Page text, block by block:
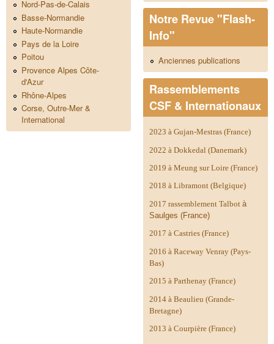
Nord-Pas-de-Calais
Basse-Normandie
Haute-Normandie
Pays de la Loire
Poitou
Provence Alpes Côte-
d'Azur
Rhône-Alpes
Corse, Outre-Mer &
International
Notre Revue "Flash-
Info"
Anciennes publications
Rassemblements
CSF & Internationaux
2023 à Gujan-Mestras (France)
2022 à Dokkedal (Danemark)
2019 à Meung sur Loire (France)
2018 à Libramont (Belgique)
2017 rassemblement Talbot à
Saulges (France)
2017 à Castries (France)
2016 à Raceway Venray (Pays-
Bas)
2015 à Parthenay (France)
2014 à Beaulieu (Grande-
Bretagne)
2013 à Courpière (France)